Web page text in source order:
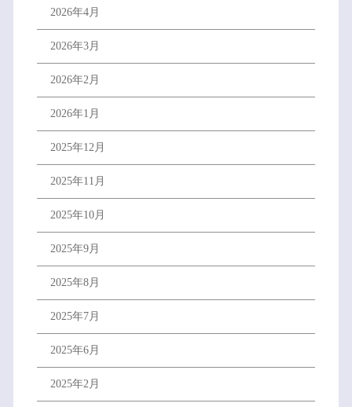
2026年4月
2026年3月
2026年2月
2026年1月
2025年12月
2025年11月
2025年10月
2025年9月
2025年8月
2025年7月
2025年6月
2025年2月